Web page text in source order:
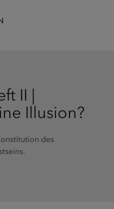
II |
Illusion?
des